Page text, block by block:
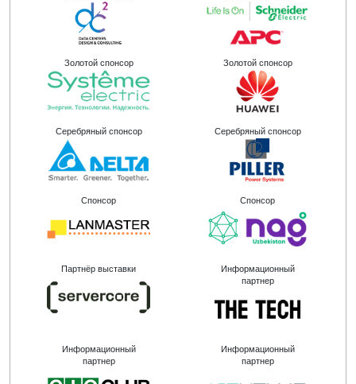
Золотой спонсор Золотой спонсор
Серебряный спонсор Серебряный спонсор
Спонсор Спонсор
Партнёр выставки
Информационный
партнер
Информационный
партнер
Информационный
партнер